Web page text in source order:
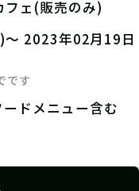
フェ(販売のみ)
2023年02月19日
です
ドメニュー含む